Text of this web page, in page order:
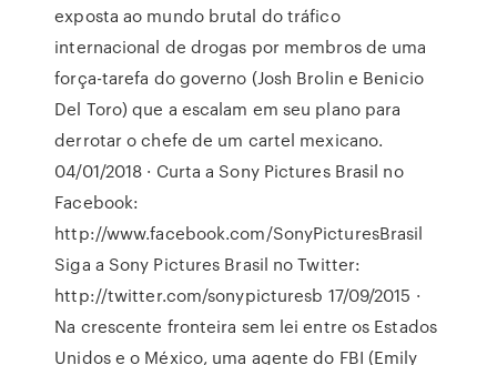
exposta ao mundo brutal do tráfico
internacional de drogas por membros de uma
força-tarefa do governo (Josh Brolin e Benicio
Del Toro) que a escalam em seu plano para
derrotar o chefe de um cartel mexicano.
04/01/2018 · Curta a Sony Pictures Brasil no
Facebook:
http://www.facebook.com/SonyPicturesBrasil
Siga a Sony Pictures Brasil no Twitter:
http://twitter.com/sonypicturesb 17/09/2015 ·
Na crescente fronteira sem lei entre os Estados
Unidos e o México, uma agente do FBI (Emily